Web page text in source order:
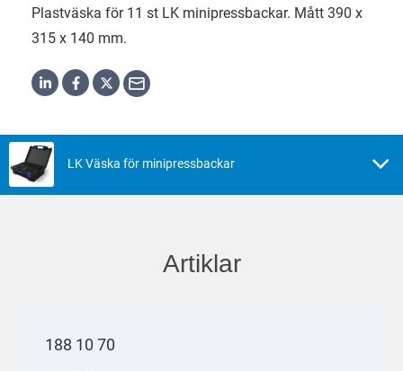
Plastväska för 11 st LK minipressbackar. Mått 390 x
315 x 140 mm.
LK Väska för minipressbackar
Artiklar
188 10 70